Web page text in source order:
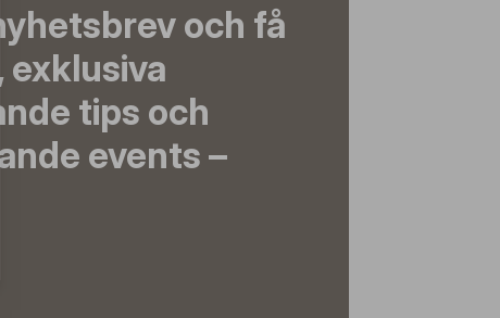
och få
exklusiva
tips och
events –